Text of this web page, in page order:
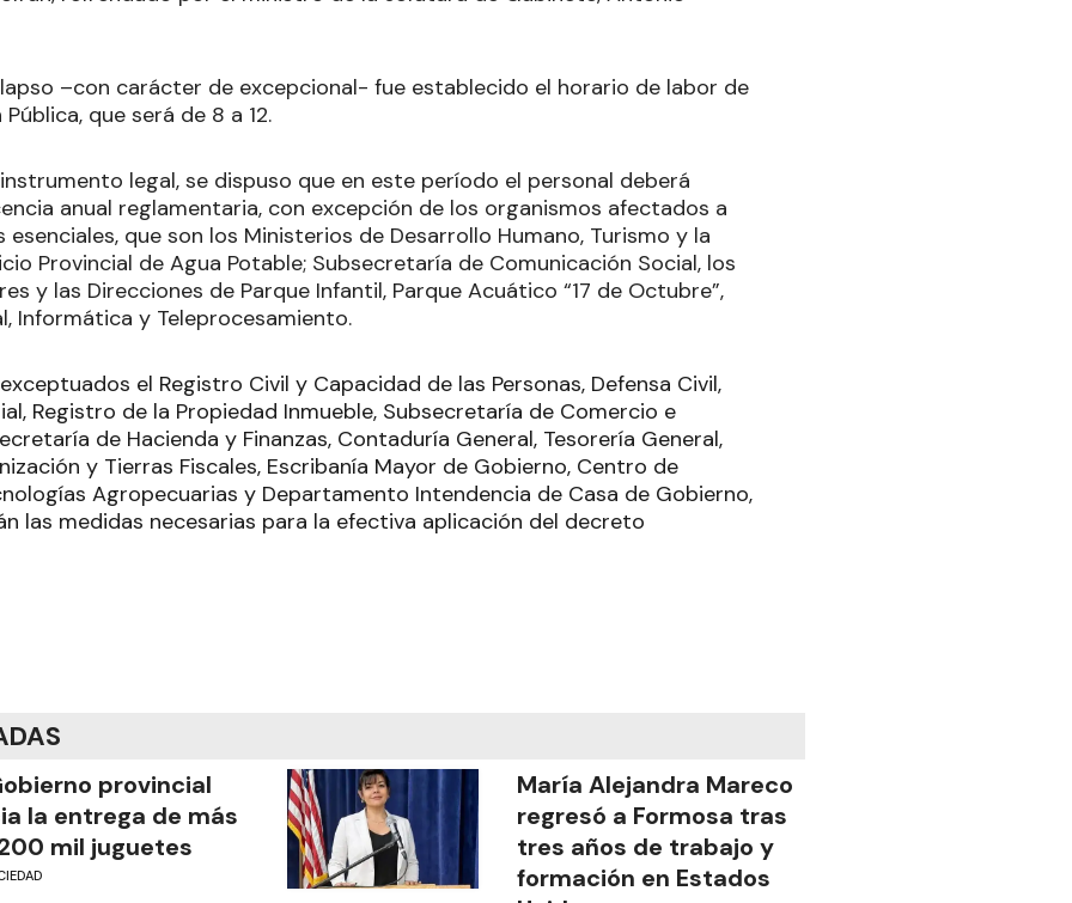
–con carácter de excepcional- fue establecido el horario de labor de
que será de 8 a 12.
legal, se dispuso que en este período el personal deberá
anual reglamentaria, con excepción de los organismos afectados a
que son los Ministerios de Desarrollo Humano, Turismo y la
Provincial de Agua Potable; Subsecretaría de Comunicación Social, los
y las Direcciones de Parque Infantil, Parque Acuático “17 de Octubre”,
Informática y Teleprocesamiento.
el Registro Civil y Capacidad de las Personas, Defensa Civil,
Registro de la Propiedad Inmueble, Subsecretaría de Comercio e
de Hacienda y Finanzas, Contaduría General, Tesorería General,
y Tierras Fiscales, Escribanía Mayor de Gobierno, Centro de
Agropecuarias y Departamento Intendencia de Casa de Gobierno,
las medidas necesarias para la efectiva aplicación del decreto
provincial
la entrega de más
mil juguetes
María Alejandra Mareco
regresó a Formosa tras
tres años de trabajo y
formación en Estados